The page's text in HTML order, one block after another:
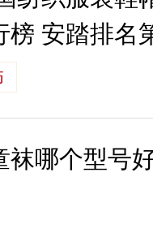
榜 安踏排名
袜哪个型号